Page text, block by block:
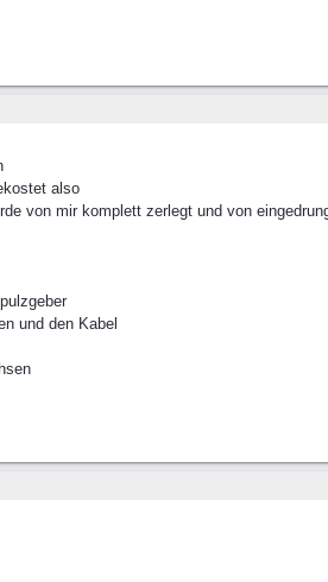
also
von mir komplett zerlegt und von
und den Kabel